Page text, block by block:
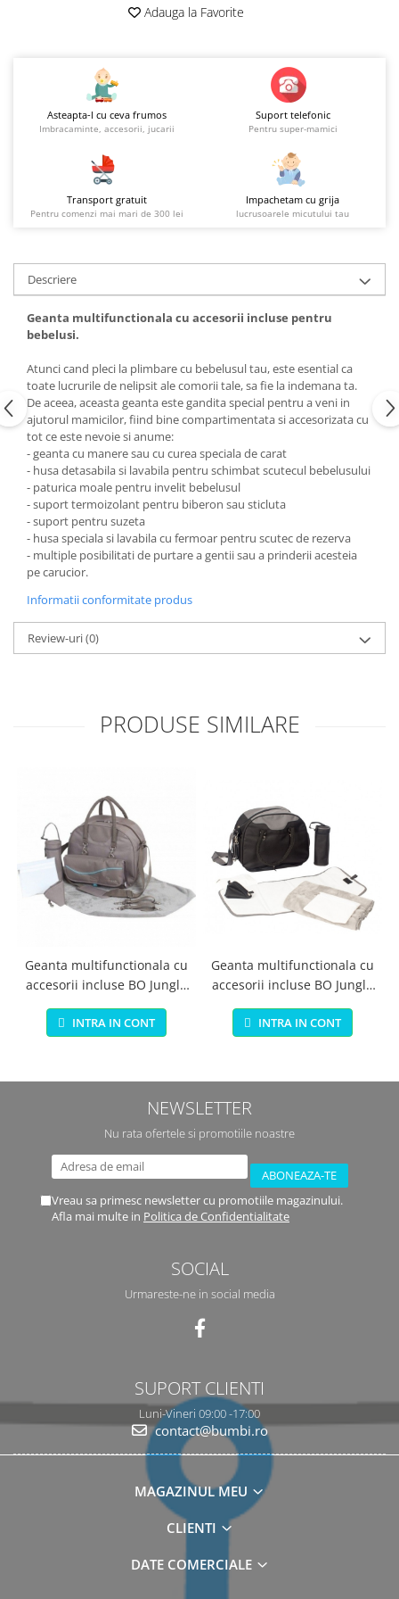
Adauga la Favorite
Asteapta-l cu ceva frumos
Imbracaminte, accesorii, jucarii
Suport telefonic
Pentru super-mamici
Transport gratuit
Pentru comenzi mai mari de 300 lei
Impachetam cu grija
lucrusoarele micutului tau
Descriere
Geanta multifunctionala cu accesorii incluse pentru
bebelusi.
Atunci cand pleci la plimbare cu bebelusul tau, este esential ca
toate lucrurile de nelipsit ale comorii tale, sa fie la indemana ta.
De aceea, aceasta geanta este gandita special pentru a veni in
ajutorul mamicilor, fiind bine compartimentata si accesorizata cu
tot ce este nevoie si anume:
- geanta cu manere sau cu curea speciala de carat
- husa detasabila si lavabila pentru schimbat scutecul bebelusului
- paturica moale pentru invelit bebelusul
- suport termoizolant pentru biberon sau sticluta
- suport pentru suzeta
- husa speciala si lavabila cu fermoar pentru scutec de rezerva
- multiple posibilitati de purtare a gentii sau a prinderii acesteia
pe carucior.
Informatii conformitate produs
Review-uri(0)
PRODUSE SIMILARE
Geanta multifunctionala cu
accesorii incluse BO Jungle
pentru bebelusi
INTRA IN CONT
Geanta multifunctionala cu
accesorii incluse BO Jungle
pentru bebelusi neagra
INTRA IN CONT
NEWSLETTER
Nu rata ofertele si promotiile noastre
Vreau sa primesc newsletter cu promotiile magazinului.
Afla mai multe in Politica de Confidentialitate
SOCIAL
Urmareste-ne in social media
SUPORT CLIENTI
Luni-Vineri 09:00 -17:00
contact@bumbi.ro
MAGAZINUL MEU
CLIENTI
DATE COMERCIALE